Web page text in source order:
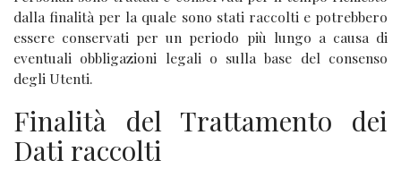
dalla finalità per la quale sono stati raccolti e potrebbero
essere conservati per un periodo più lungo a causa di
eventuali obbligazioni legali o sulla base del consenso
degli Utenti.
Finalità del Trattamento dei
Dati raccolti